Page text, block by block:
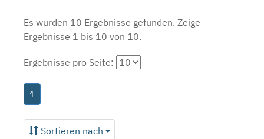
Es wurden 10 Ergebnisse gefunden. Zeige
Ergebnisse 1 bis 10 von 10.
Ergebnisse pro Seite:
1
Sortieren nach